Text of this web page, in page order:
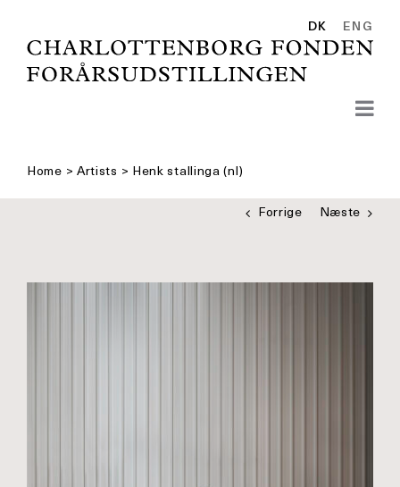
content
DK ENG
Home > Artists > Henk stallinga (nl)
Forrige Næste